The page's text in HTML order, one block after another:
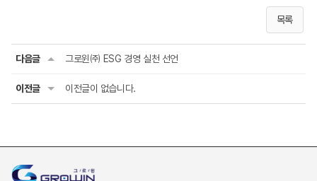
목록
다음글 그로윈㈜ ESG 경영 실천 선언
이전글 이전글이 없습니다.